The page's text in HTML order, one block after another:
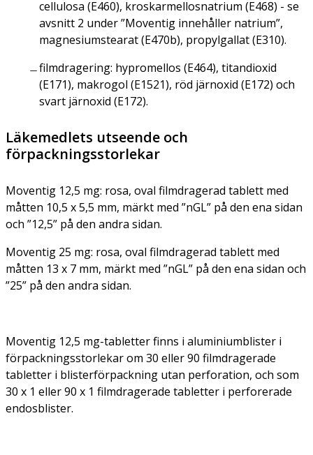
cellulosa (E460), kroskarmellosnatrium (E468) - se
avsnitt 2 under ”Moventig innehåller natrium”,
magnesiumstearat (E470b), propylgallat (E310).
filmdragering: hypromellos (E464), titandioxid
(E171), makrogol (E1521), röd järnoxid (E172) och
svart järnoxid (E172).
Läkemedlets utseende och
förpackningsstorlekar
Moventig 12,5 mg: rosa, oval filmdragerad tablett med
måtten 10,5 x 5,5 mm, märkt med ”nGL” på den ena sidan
och ”12,5” på den andra sidan.
Moventig 25 mg: rosa, oval filmdragerad tablett med
måtten 13 x 7 mm, märkt med ”nGL” på den ena sidan och
”25” på den andra sidan.
Moventig 12,5 mg-tabletter finns i aluminiumblister i
förpackningsstorlekar om 30 eller 90 filmdragerade
tabletter i blisterförpackning utan perforation, och som
30 x 1 eller 90 x 1 filmdragerade tabletter i perforerade
endosblister.